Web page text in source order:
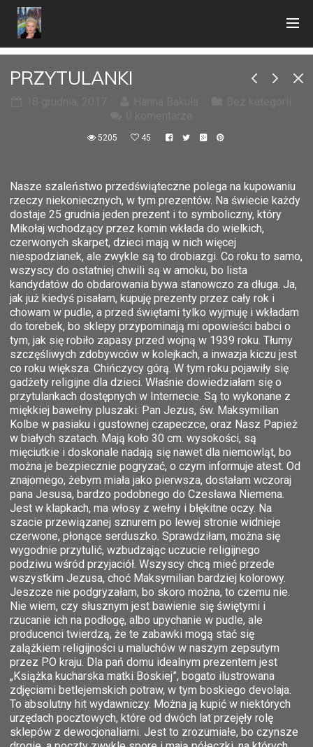
PRZYTULANKI
5205 45
Nasze szaleństwo przedświąteczne polega na kupowaniu
rzeczy niekoniecznych, w tym prezentów. Na świecie każdy
dostaje 25 grudnia jeden prezent i to symboliczny, który
Mikołaj wchodzący przez komin wkłada do wielkich,
czerwonych skarpet, dzieci mają w nich więcej
niespodzianek, ale zwykle są to drobiazgi. Co roku to samo,
wszyscy do ostatniej chwili są w amoku, bo lista
kandydatów do obdarowania bywa stanowczo za długa. Ja,
jak już kiedyś pisałam, kupuję prezenty przez cały rok i
chowam w pudle, a przed świętami tylko wyjmuję i wkładam
do torebek, bo sklepy przypominają mi opowieści babci o
tym, jak się robiło zapasy przed wojną w 1939 roku. Tłumy
szczęśliwych zdobywców w kolejkach, a inwazja kiczu jest
co roku większa. Chińczycy górą. W tym roku pojawiły się
gadżety religijne dla dzieci. Właśnie dowiedziałam się o
przytulankach dostępnych w Internecie. Są to wykonane z
miękkiej bawełny pluszaki: Pan Jezus, św. Maksymilian
Kolbe w pasiaku i gustownej czapeczce, oraz Nasz Papież
w białych szatach. Mają koło 30 cm. wysokości, są
mięciutkie i doskonale nadają się nawet dla niemowląt, bo
można je bezpiecznie pogryzać, o czym informuje atest. Od
znajomego, żebym miała jako pierwsza, dostałam wczoraj
pana Jesusa, bardzo podobnego do Czesława Niemena.
Jest w klapkach, ma włosy z wełny i błękitne oczy. Na
szacie przewiązanej sznurem po lewej stronie widnieje
czerwone, płonące serduszko. Sprawdziłam, można się
wygodnie przytulić, wzbudzając uczucie religijnego
podziwu wśród przyjaciół. Wszyscy chcą mieć przede
wszystkim Jezusa, choć Maksymilian bardziej kolorowy.
Jeszcze nie podgryzałam, bo skoro można, to czemu nie.
Nie wiem, czy słusznym jest bawienie się świętymi i
rzucanie ich na podłogę, albo upychanie w pudle, ale
producenci twierdzą, że te zabawki mogą stać się
zalążkiem religijności u maluchów w naszym zepsutym
przez PO kraju. Dla pań domu idealnym prezentem jest
„Książka kucharska matki Boskiej”, bogato ilustrowana
zdjęciami betlejemskich potraw, w tym boskiego devolaja.
To absolutny hit wydawniczy. Można ją kupić w niektórych
urzędach pocztowych, które od dwóch lat przejęły rolę
sklepów z dewocjonaliami. Jest to zrozumiałe, bo czynsze